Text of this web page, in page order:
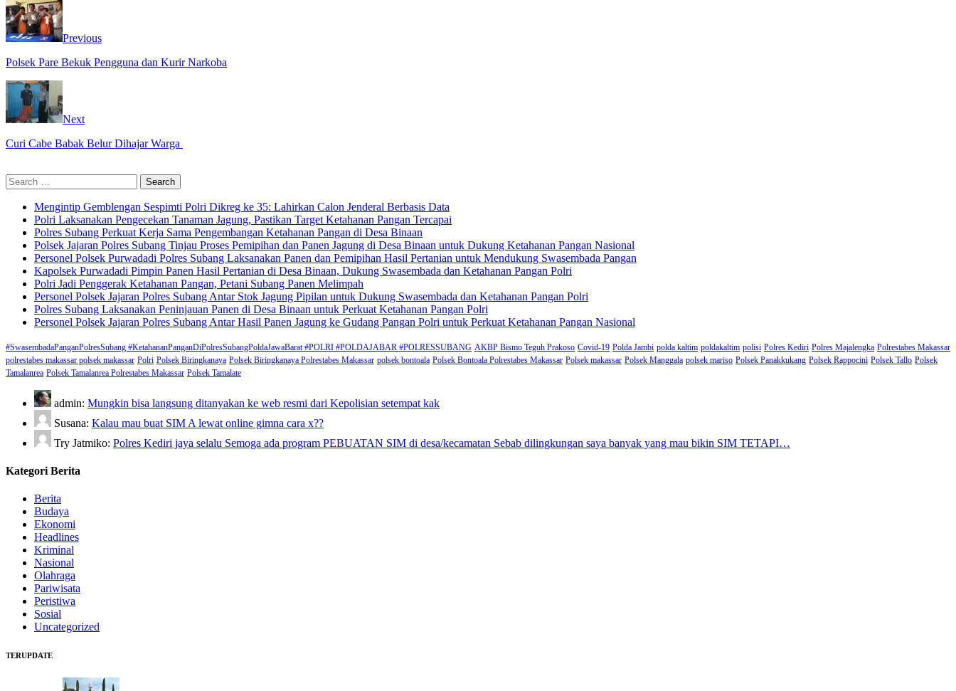
Previous
Polsek Pare Bekuk Pengguna dan Kurir Narkoba
Next
Curi Cabe Babak Belur Dihajar Warga
Search
for:
Mengintip Gemblengan Sespimti Polri Dikreg ke 35: Lahirkan Calon Jenderal Berbasis Data
Polri Laksanakan Pengecekan Tanaman Jagung, Pastikan Target Ketahanan Pangan Tercapai
Polres Subang Perkuat Kerja Sama Pengembangan Ketahanan Pangan di Desa Binaan
Polsek Jajaran Polres Subang Tinjau Proses Pemipihan dan Panen Jagung di Desa Binaan untuk Dukung Ketahanan Pangan Nasional
Personel Polsek Purwadadi Polres Subang Laksanakan Panen dan Pemipihan Hasil Pertanian untuk Mendukung Swasembada Pangan
Kapolsek Purwadadi Pimpin Panen Hasil Pertanian di Desa Binaan, Dukung Swasembada dan Ketahanan Pangan Polri
Polri Jadi Penggerak Ketahanan Pangan, Petani Subang Panen Melimpah
Personel Polsek Jajaran Polres Subang Antar Stok Jagung Pipilan untuk Dukung Swasembada dan Ketahanan Pangan Polri
Polres Subang Laksanakan Peninjauan Panen di Desa Binaan untuk Perkuat Ketahanan Pangan Polri
Personel Polsek Jajaran Polres Subang Antar Hasil Panen Jagung ke Gudang Pangan Polri untuk Perkuat Ketahanan Pangan Nasional
#SwasembadaPanganPolresSubang #KetahananPanganDiPolresSubangPoldaJawaBarat #POLRI #POLDAJABAR #POLRESSUBANG AKBP Bismo Teguh Prakoso Covid-19 Polda Jambi polda kaltim poldakaltim polisi Polres Kediri Polres Majalengka Polrestabes Makassar
polrestabes makassar polsek makassar Polri Polsek Biringkanaya Polsek Biringkanaya Polrestabes Makassar polsek bontoala Polsek Bontoala Polrestabes Makassar Polsek makassar Polsek Manggala polsek mariso Polsek Panakkukang Polsek Rappocini Polsek Tallo Polsek
Tamalanrea Polsek Tamalanrea Polrestabes Makassar Polsek Tamalate
admin: Mungkin bisa langsung ditanyakan ke web resmi dari Kepolisian setempat kak
Susana: Kalau mau buat SIM A lewat online gimna cara x??
Try Jatmiko: Polres Kediri jaya selalu Semoga ada program PEBUATAN SIM di desa/kecamatan Sebab dilingkungan saya banyak yang mau bikin SIM TETAPI…
Kategori Berita
Berita
Budaya
Ekonomi
Headlines
Kriminal
Nasional
Olahraga
Pariwisata
Peristiwa
Sosial
Uncategorized
TERUPDATE